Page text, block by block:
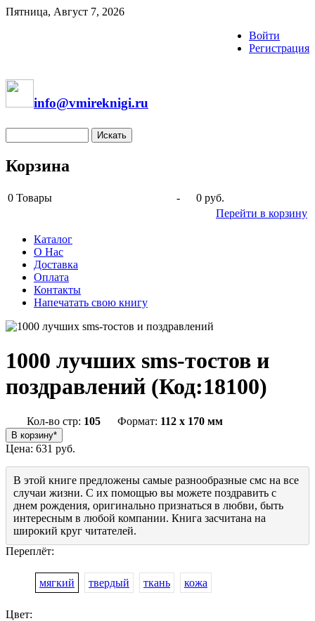
Пятница, Август 7, 2026
Войти
Регистрация
info@vmireknigi.ru
Корзина
0 Товары -
0 руб.
Перейти в корзину
Каталог
О Нас
Доставка
Оплата
Контакты
Напечатать свою книгу
1000 лучших sms-тостов и
поздравлений (Код:18100)
Кол-во стр: 105 Формат: 112 x 170 мм
Цена: 631 руб.
В этой книге предложены самые разнообразные смс на все
случаи жизни. С их помощью вы можете поздравить с
днем рождения, оригинально признаться в любви, быть
интересным в любой компании. Книга засчитана на
широкий круг читателей.
Переплёт:
мягкий твердый ткань кожа
Цвет: